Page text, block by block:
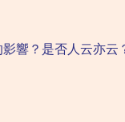
響？是否人云亦云